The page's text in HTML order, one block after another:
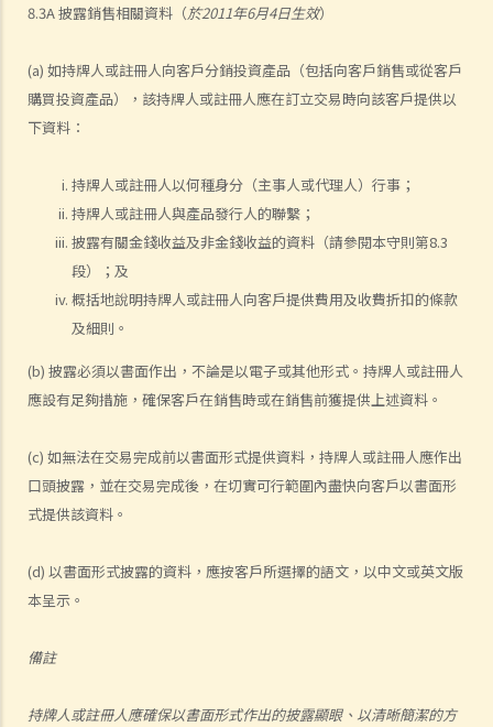
8.3A 披露銷售相關資料（於2011年6月4日生效）
(a) 如持牌人或註冊人向客戶分銷投資產品（包括向客戶銷售或從客戶
購買投資產品），該持牌人或註冊人應在訂立交易時向該客戶提供以
下資料：
持牌人或註冊人以何種身分（主事人或代理人）行事；
持牌人或註冊人與產品發行人的聯繫；
披露有關金錢收益及非金錢收益的資料（請參閱本守則第8.3
段）；及
概括地說明持牌人或註冊人向客戶提供費用及收費折扣的條款
及細則。
(b) 披露必須以書面作出，不論是以電子或其他形式。持牌人或註冊人
應設有足夠措施，確保客戶在銷售時或在銷售前獲提供上述資料。
(c) 如無法在交易完成前以書面形式提供資料，持牌人或註冊人應作出
口頭披露，並在交易完成後，在切實可行範圍內盡快向客戶以書面形
式提供該資料。
(d) 以書面形式披露的資料，應按客戶所選擇的語文，以中文或英文版
本呈示。
備註
持牌人或註冊人應確保以書面形式作出的披露顯眼、以清晰簡潔的方